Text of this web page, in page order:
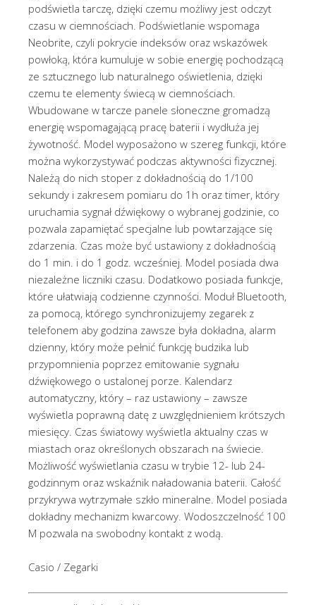
podświetla tarczę, dzięki czemu możliwy jest odczyt
czasu w ciemnościach. Podświetlanie wspomaga
Neobrite, czyli pokrycie indeksów oraz wskazówek
powłoką, która kumuluje w sobie energię pochodzącą
ze sztucznego lub naturalnego oświetlenia, dzięki
czemu te elementy świecą w ciemnościach.
Wbudowane w tarcze panele słoneczne gromadzą
energię wspomagającą pracę baterii i wydłuża jej
żywotność. Model wyposażono w szereg funkcji, które
można wykorzystywać podczas aktywności fizycznej.
Należą do nich stoper z dokładnością do 1/100
sekundy i zakresem pomiaru do 1h oraz timer, który
uruchamia sygnał dźwiękowy o wybranej godzinie, co
pozwala zapamiętać specjalne lub powtarzające się
zdarzenia. Czas może być ustawiony z dokładnością
do 1 min. i do 1 godz. wcześniej. Model posiada dwa
niezależne liczniki czasu. Dodatkowo posiada funkcje,
które ułatwiają codzienne czynności. Moduł Bluetooth,
za pomocą, którego synchronizujemy zegarek z
telefonem aby godzina zawsze była dokładna, alarm
dzienny, który może pełnić funkcję budzika lub
przypomnienia poprzez emitowanie sygnału
dźwiękowego o ustalonej porze. Kalendarz
automatyczny, który – raz ustawiony – zawsze
wyświetla poprawną datę z uwzględnieniem krótszych
miesięcy. Czas światowy wyświetla aktualny czas w
miastach oraz określonych obszarach na świecie.
Możliwość wyświetlania czasu w trybie 12- lub 24-
godzinnym oraz wskaźnik naładowania baterii. Całość
przykrywa wytrzymałe szkło mineralne. Model posiada
dokładny mechanizm kwarcowy. Wodoszczelność 100
M pozwala na swobodny kontakt z wodą.
Casio / Zegarki